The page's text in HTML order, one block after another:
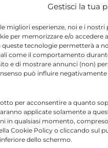
Gestisci la tua
migliori esperienze, noi e i
per memorizzare e/o accedere
queste tecnologie permetterà a
come il comportamento
e di mostrare annunci (non)
può influire
per acconsentire a quanto
applicate solamente a
in qualsiasi momento,
Cookie Policy o cliccando sul
dello schermo.
per ogni pasto”.
dei diritti
tra gli
per l’uso
sana
negli istituti di
/ nutrizionisti,